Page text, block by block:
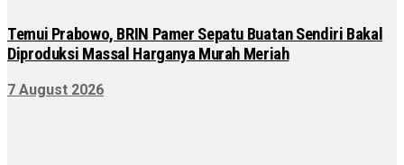
Temui Prabowo, BRIN Pamer Sepatu Buatan Sendiri Bakal
Diproduksi Massal Harganya Murah Meriah
7 August 2026